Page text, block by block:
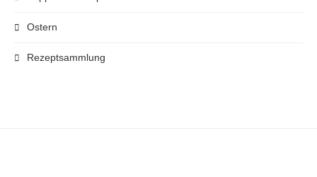
Ostern
Rezeptsammlung